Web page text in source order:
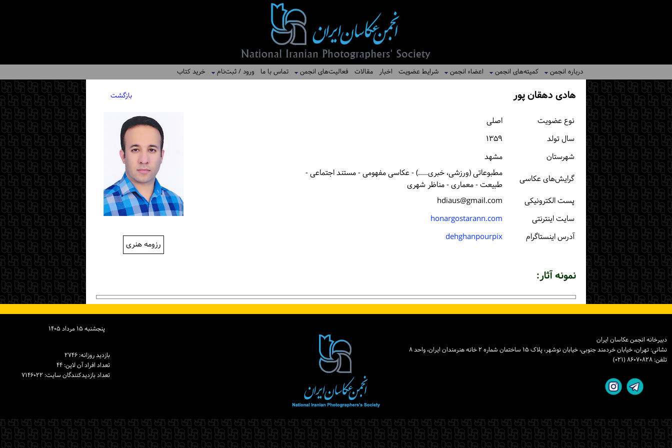
درباره انجمن کمیته‌های انجمن اعضاء انجمن شرایط عضویت اخبار مقالات فعالیت‌های انجمن تماس با ما ورود / ثبت‌نام خرید کتاب
هادی دهقان پور بازگشت
رزومه هنری
نوع عضویت
اصلی
سال تولد
۱۳۵۹
شهرستان
مشهد
گرایش‌های عکاسی
مطبوعاتی (ورزشی، خبری.....) - عکاسی مفهومی - مستند اجتماعی -
طبیعت - معماری - مناظر شهری
پست الكترونیكی
hdiaus@gmail.com
سایت اینترنتی
honargostarann.com
آدرس اینستاگرام
dehghanpourpix
نمونه آثار:
پنجشنبه ۱۵ مرداد ۱۴۰۵
بازدید روزانه: ۲۷۴۶
تعداد افراد آن لاین: ۴۴
تعداد بازدیدكنندگان سایت: ۷۱۴۶۰۲۲
دبیرخانه انجمن عکاسان ایران
نشانی: تهران، خیابان خردمند جنوبی، خیابان نوشهر، پلاک ۱۵ ساختمان شماره ۲ خانه هنرمندان ایران، واحد ۸
تلفن: ۸۶۰۷۰۸۲۸ (۰۲۱)